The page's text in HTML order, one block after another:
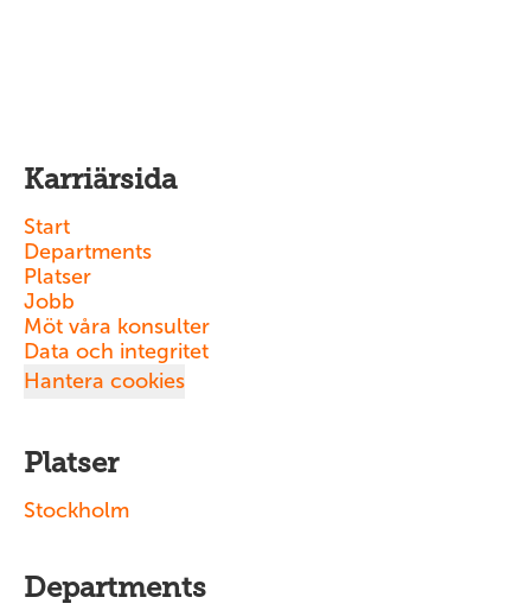
Karriärsida
Start
Departments
Platser
Jobb
Möt våra konsulter
Data och integritet
Hantera cookies
Platser
Stockholm
Departments